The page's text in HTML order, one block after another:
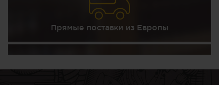
Прямые поставки из Европы